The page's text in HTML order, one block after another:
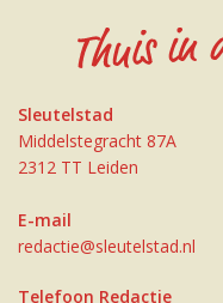
Sleutelstad
Middelstegracht 87A
2312 TT Leiden
E-mail
redactie@sleutelstad.nl
Telefoon Redactie